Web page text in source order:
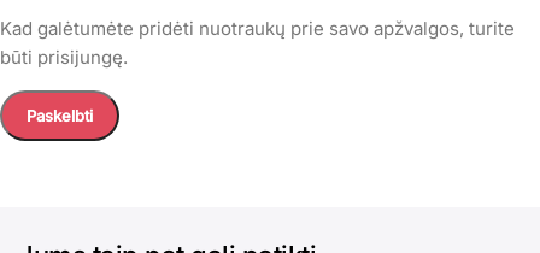
Kad galėtumėte pridėti nuotraukų prie savo apžvalgos, turite
būti prisijungę.